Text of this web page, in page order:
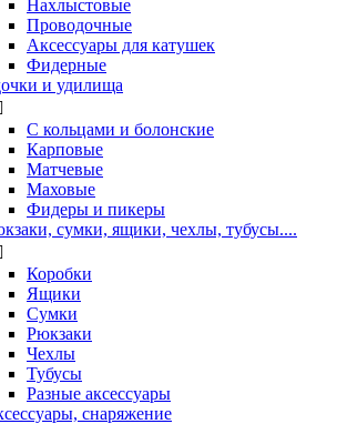
Нахлыстовые
Проводочные
Аксессуары для катушек
Фидерные
и удилища
С кольцами и болонские
Карповые
Матчевые
Маховые
Фидеры и пикеры
сумки, ящики, чехлы, тубусы....
Коробки
Ящики
Сумки
Рюкзаки
Чехлы
Тубусы
Разные аксессуары
снаряжение